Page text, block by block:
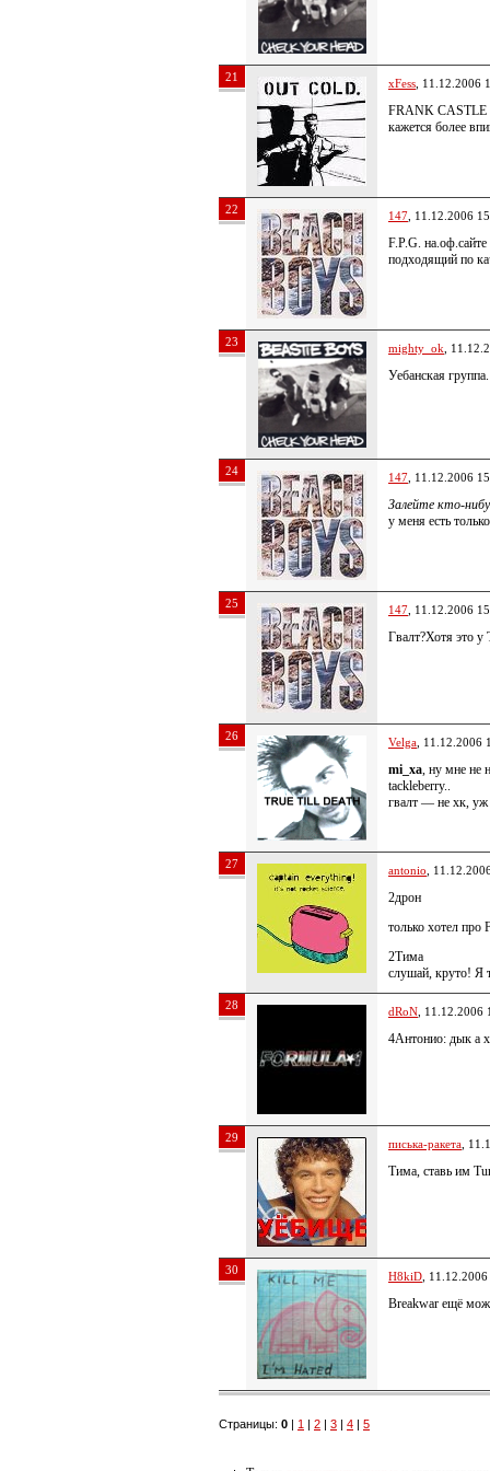
21 xFess , 11.12.2006
FRANK
кажется более
22 147 , 11.12.2006
F.P.G.
подходящий по
23 mighty_ok ,
Уебанская
24 147 , 11.12.2006
Залейте кто-
у меня есть
25 147 , 11.12.2006
Гвалт?Хотя это
26 Velga , 11.12.2006
mi_xa, ну мне не
tackleberry..
гвалт — не хк, уж
27 antonio ,
2дрон
только хотел про
2Тима
слушай, круто! Я
28 dRoN , 11.12.2006
4Антонио: дык а
29 писька-ракета ,
Тима, ставь им
30 H8kiD ,
Breakwar ещё
Страницы: 0 | 1 | 2 | 3 | 4 | 5